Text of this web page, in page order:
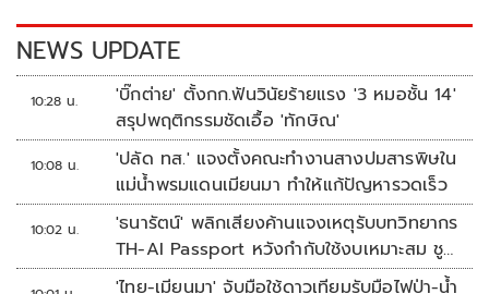
k k
NEWS UPDATE
10:28 น.
'บิ๊กต่าย' ตั้งกก.ฟันวินัยร้ายแรง '3 หมอชั้น 14'
สรุปพฤติกรรมชัดเอื้อ 'ทักษิณ'
10:08 น.
'ปลัด ทส.' แจงตั้งคณะทำงานสางปมสารพิษใน
แม่น้ำพรมแดนเมียนมา ทำให้แก้ปัญหารวดเร็ว
10:02 น.
'ธนารัตน์' พลิกเสียงค้านแจงเหตุรับบทวิทยากร
TH-AI Passport หวังกำกับใช้งบเหมาะสม ชู
จุดเด่นคนไทยได้ใช้ AI ระดับโปร ลดเหลื่อมล้ำ
'ไทย-เมียนมา' จับมือใช้ดาวเทียมรับมือไฟป่า-น้ำ